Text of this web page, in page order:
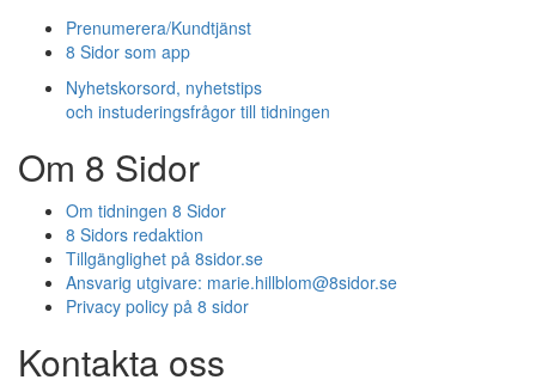
Prenumerera/Kundtjänst
8 Sidor som app
Nyhetskorsord, nyhetstips
och instuderingsfrågor till tidningen
Om 8 Sidor
Om tidningen 8 Sidor
8 Sidors redaktion
Tillgänglighet på 8sidor.se
Ansvarig utgivare: marie.hillblom@8sidor.se
Privacy policy på 8 sidor
Kontakta oss